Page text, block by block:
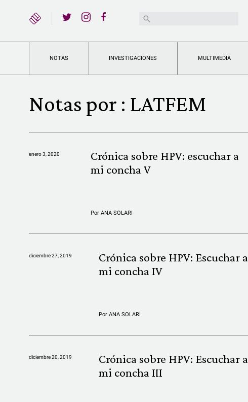
YouTubeBuscar:
NOTAS INVESTIGACIONES MULTIMEDIA
Notas por : LATFEM
enero 3, 2020
Crónica sobre HPV: escuchar a
mi concha V
PorANA SOLARI
diciembre 27, 2019
Crónica sobre HPV: Escuchar a
mi concha IV
PorANA SOLARI
diciembre 20, 2019
Crónica sobre HPV: Escuchar a
mi concha III